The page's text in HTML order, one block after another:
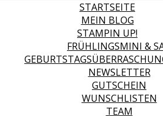
STARTSEITE
MEIN BLOG
STAMPIN UP!
FRÜHLINGSMINI &
NEWSLETTER
GUTSCHEIN
WUNSCHLISTEN
TEAM